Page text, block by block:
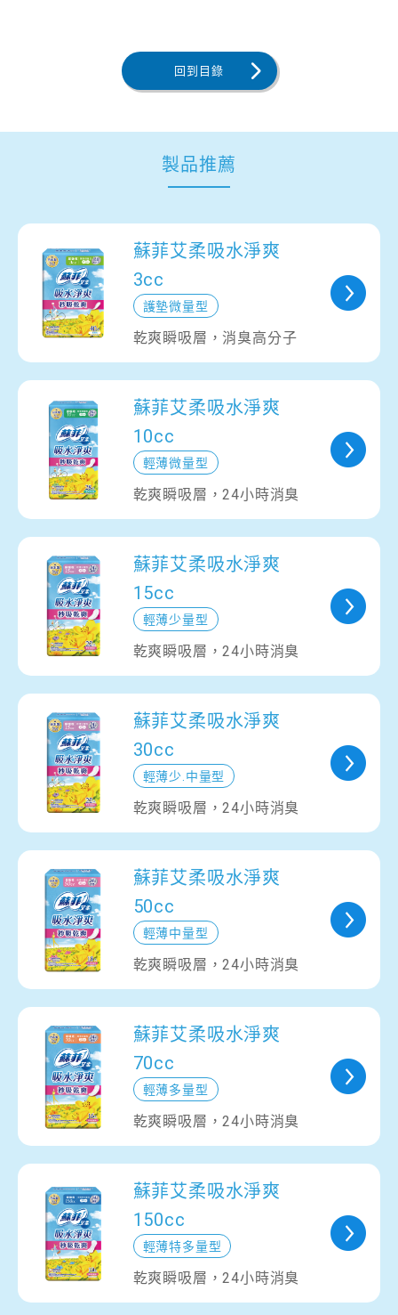
回到目錄
製品推薦
蘇菲艾柔吸水淨爽
3cc
護墊微量型
乾爽瞬吸層，消臭高分子
蘇菲艾柔吸水淨爽
10cc
輕薄微量型
乾爽瞬吸層，24小時消臭
蘇菲艾柔吸水淨爽
15cc
輕薄少量型
乾爽瞬吸層，24小時消臭
蘇菲艾柔吸水淨爽
30cc
輕薄少.中量型
乾爽瞬吸層，24小時消臭
蘇菲艾柔吸水淨爽
50cc
輕薄中量型
乾爽瞬吸層，24小時消臭
蘇菲艾柔吸水淨爽
70cc
輕薄多量型
乾爽瞬吸層，24小時消臭
蘇菲艾柔吸水淨爽
150cc
輕薄特多量型
乾爽瞬吸層，24小時消臭